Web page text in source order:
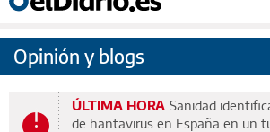
Opinión y blogs
ÚLTIMA HORA Sanidad
de hantavirus en España en un